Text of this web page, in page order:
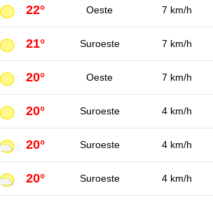
22° Oeste 7 km/h
21° Suroeste 7 km/h
20° Oeste 7 km/h
20° Suroeste 4 km/h
20° Suroeste 4 km/h
20° Suroeste 4 km/h